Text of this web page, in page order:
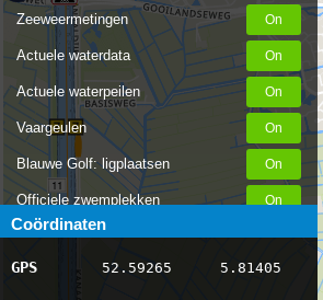
Zeeweermetingen
Actuele waterdata
Actuele waterpeilen
Vaargeulen
Blauwe Golf: ligplaatsen
Officiele zwemplekken
Stremmingen/hinder
AIS scheepsposities
Coördinaten
GPS 52.59265 5.81405
11